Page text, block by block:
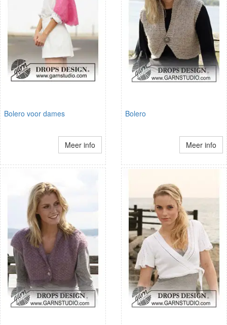
Bolero voor dames
Meer info
Bolero
Meer info